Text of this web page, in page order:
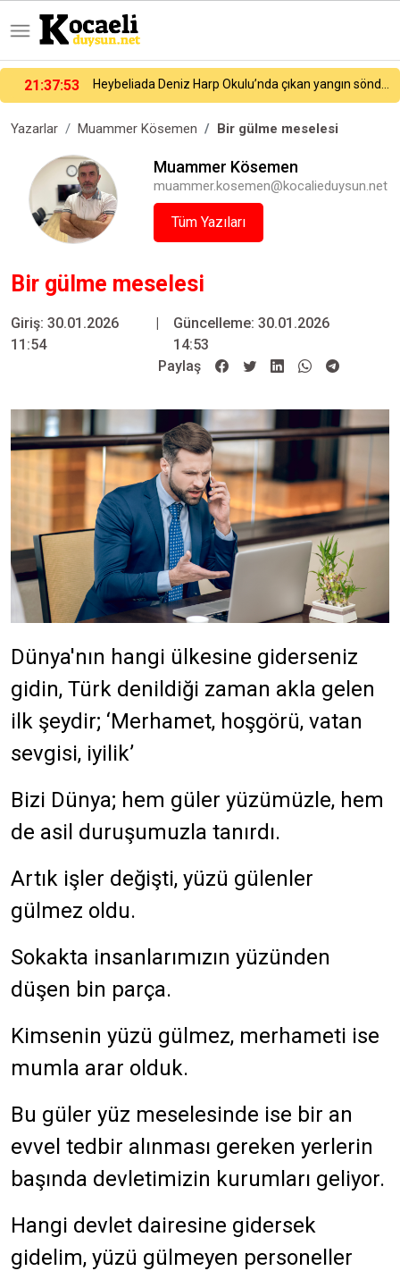
21:27:54 Galatasaray yeni sezon hazırlıklarına devam ediyor
Yazarlar Muammer Kösemen Bir gülme meselesi
Muammer Kösemen
muammer.kosemen@kocalieduysun.net
Tüm Yazıları
Bir gülme meselesi
Giriş: 30.01.2026
11:54
|
Güncelleme: 30.01.2026
14:53
Paylaş
Dünya'nın hangi ülkesine giderseniz
gidin, Türk denildiği zaman akla gelen
ilk şeydir; ‘Merhamet, hoşgörü, vatan
sevgisi, iyilik’
Bizi Dünya; hem güler yüzümüzle, hem
de asil duruşumuzla tanırdı.
Artık işler değişti, yüzü gülenler
gülmez oldu.
Sokakta insanlarımızın yüzünden
düşen bin parça.
Kimsenin yüzü gülmez, merhameti ise
mumla arar olduk.
Bu güler yüz meselesinde ise bir an
evvel tedbir alınması gereken yerlerin
başında devletimizin kurumları geliyor.
Hangi devlet dairesine gidersek
gidelim, yüzü gülmeyen personeller